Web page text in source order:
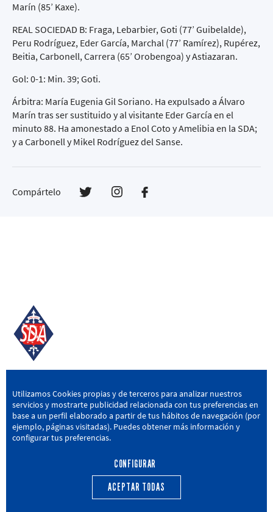
Marín (85’ Kaxe).
REAL SOCIEDAD B: Fraga, Lebarbier, Goti (77’ Guibelalde),
Peru Rodríguez, Eder García, Marchal (77’ Ramírez), Rupérez,
Beitia, Carbonell, Carrera (65’ Orobengoa) y Astiazaran.
Gol: 0-1: Min. 39; Goti.
Árbitra: María Eugenia Gil Soriano. Ha expulsado a Álvaro
Marín tras ser sustituido y al visitante Eder García en el
minuto 88. Ha amonestado a Enol Coto y Amelibia en la SDA;
y a Carbonell y Mikel Rodríguez del Sanse.
Compártelo
SD AMOREBIETA
San Miguel Kalea, 16, 48340 Amorebieta, Bizkaia
946 604 751 | sda@sdamorebieta.eus
CANTERA ACTUALIDAD
Utilizamos Cookies propias y de terceros para analizar nuestros
servicios y mostrarte publicidad relacionada con tus preferencias en
base a un perfil elaborado a partir de tus hábitos de navegación (por
ejemplo, páginas visitadas). Puedes obtener más información y
configurar tus preferencias.
CONFIGURAR
ACEPTAR TODAS